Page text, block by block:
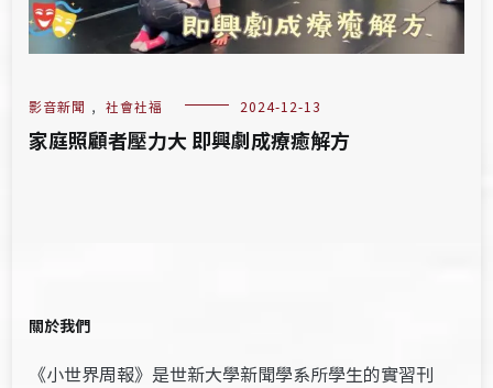
影音新聞 , 社會社福 2024-12-13
家庭照顧者壓力大 即興劇成療癒解方
關於我們
《小世界周報》是世新大學新聞學系所學生的實習刊